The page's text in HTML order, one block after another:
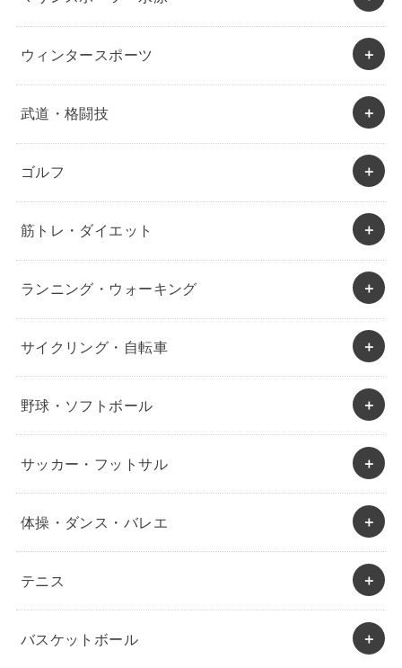
ウィンタースポーツ
武道・格闘技
ゴルフ
筋トレ・ダイエット
ランニング・ウォーキング
サイクリング・自転車
野球・ソフトボール
サッカー・フットサル
体操・ダンス・バレエ
テニス
バスケットボール